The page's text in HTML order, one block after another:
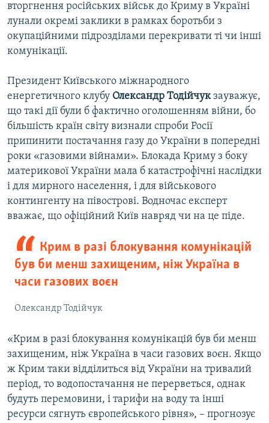
вторгнення російських військ до Криму в Україні
лунали окремі заклики в рамках боротьби з
окупаційними підрозділами перекривати ті чи інші
комунікації.
Президент Київського міжнародного
енергетичного клубу Олександр Тодійчукзауважує,
що такі дії були б фактично оголошенням війни, бо
більшість країн світу визнали спроби Росії
припинити постачання газу до України в попередні
роки «газовими війнами». Блокада Криму з боку
материкової України мала б катастрофічні наслідки
і для мирного населення, і для військового
контингенту на півострові. Водночас експерт
вважає, що офіційний Київ навряд чи на це піде.
Крим в разі блокування комунікацій
був би менш захищеним, ніж Україна в
часи газових воєн
Олександр Тодійчук
«Крим в разі блокування комунікацій був би менш
захищеним, ніж Україна в часи газових воєн. Якщо
ж Крим таки відділиться від України на тривалий
період, то водопостачання не перерветься, однак
будуть перемовини, і тарифи на воду та інші
ресурси сягнуть європейського рівня», – прогнозує